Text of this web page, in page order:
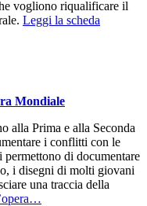
vogliono riqualificare il
Leggi la scheda
Mondiale
alla Prima e alla Seconda
i conflitti con le
di documentare
i disegni di molti giovani
una traccia della